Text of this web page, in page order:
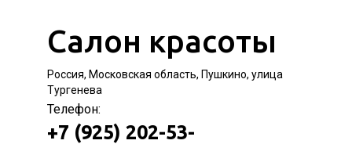
Салон красоты
Россия, Московская область, Пушкино, улица
Тургенева
Телефон:
+7 (925) 202-53-